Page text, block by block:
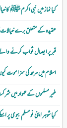
کیا نماز میں نبی اکرم ﷺ کا
عقیدہ کے متعلق برے خیالات
قبر پر ایصال ثواب کرنے
اسلام میں مرتد کی سزا موت
غیر مسلموں کے تہوار میں
کیا شوہر اپنی نو مسلم بیوی پر